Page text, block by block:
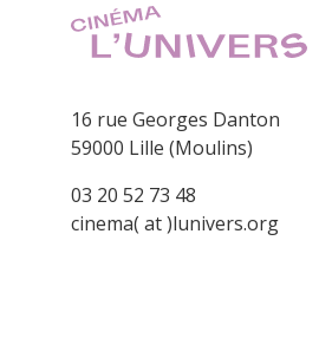
16 rue Georges Danton
59000 Lille (Moulins)
03 20 52 73 48
cinema( at )lunivers.org